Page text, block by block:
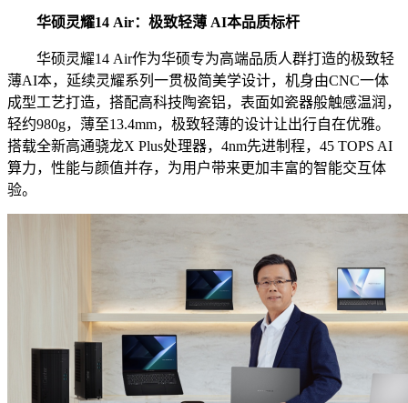
华硕灵耀14 Air：极致轻薄 AI本品质标杆
华硕灵耀14 Air作为华硕专为高端品质人群打造的极致轻
薄AI本，延续灵耀系列一贯极简美学设计，机身由CNC一体
成型工艺打造，搭配高科技陶瓷铝，表面如瓷器般触感温润，
轻约980g，薄至13.4mm，极致轻薄的设计让出行自在优雅。
搭载全新高通骁龙X Plus处理器，4nm先进制程，45 TOPS AI
算力，性能与颜值并存，为用户带来更加丰富的智能交互体
验。